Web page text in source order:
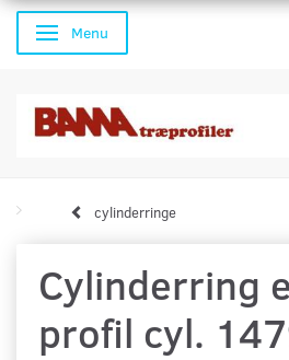
Skifte navigation
Menu
cylinderringe
Cylinderring
profil cyl.